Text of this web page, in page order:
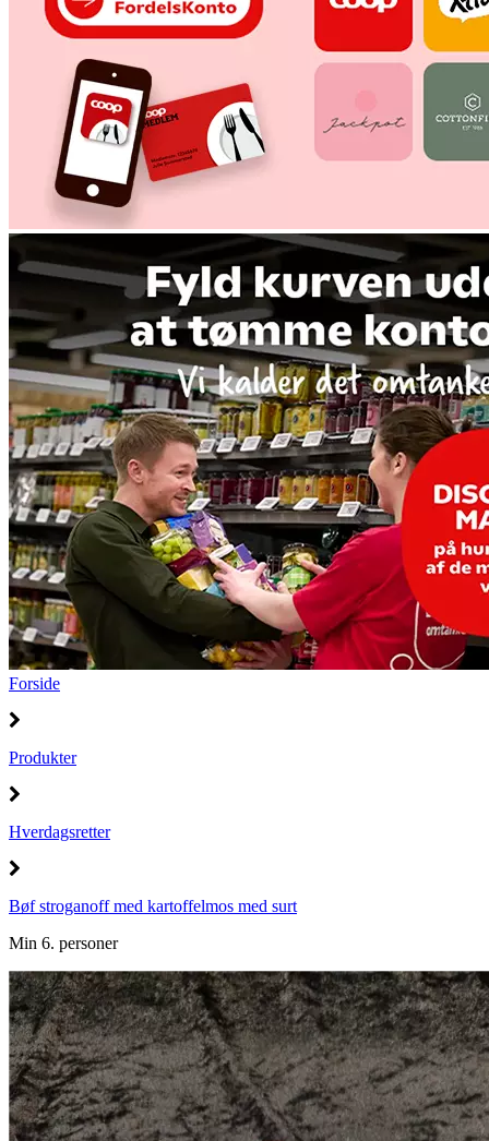
Forside
Produkter
Hverdagsretter
Bøf stroganoff med kartoffelmos med surt
Min 6. personer